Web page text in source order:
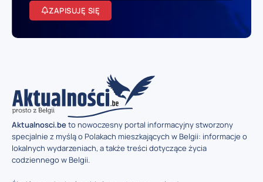
ZAPISUJĘ SIĘ
Aktualnosci.beto nowoczesny portal informacyjny stworzony
specjalnie z myślą o Polakach mieszkających w Belgii: informacje o
lokalnych wydarzeniach, a także treści dotyczące życia
codziennego w Belgii.